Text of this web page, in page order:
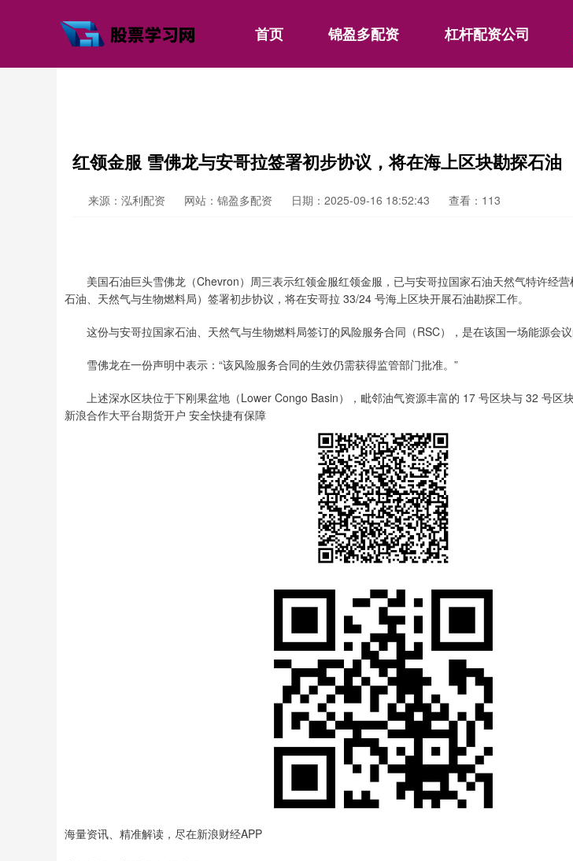
首页 锦盈多配资 杠杆配资公司
红领金服 雪佛龙与安哥拉签署初步协议，将在海上区块勘探石油
来源：泓利配资 网站：锦盈多配资 日期：2025-09-16 18:52:43 查看：113
美国石油巨头雪佛龙（Chevron）周三表示红领金服红领金服，已与安哥拉国家石油天然气特许经营
石油、天然气与生物燃料局）签署初步协议，将在安哥拉 33/24 号海上区块开展石油勘探工作。
这份与安哥拉国家石油、天然气与生物燃料局签订的风险服务合同（RSC），是在该国一场能源会议
雪佛龙在一份声明中表示：“该风险服务合同的生效仍需获得监管部门批准。”
上述深水区块位于下刚果盆地（Lower Congo Basin），毗邻油气资源丰富的 17 号区块与 32 号区块
新浪合作大平台期货开户 安全快捷有保障
海量资讯、精准解读，尽在新浪财经APP